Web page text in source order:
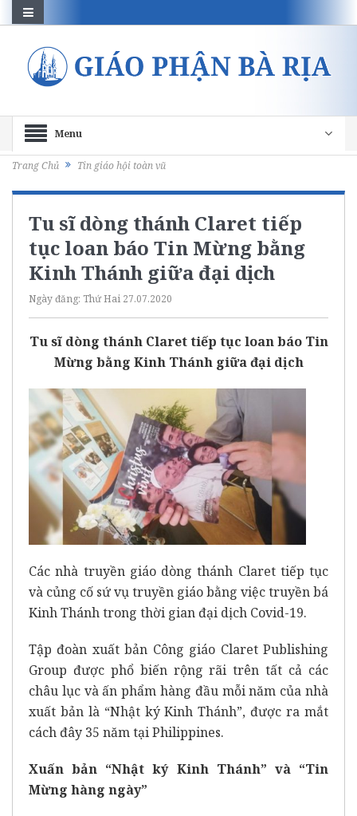
Menu
Trang Chủ Tin giáo hội toàn vũ
Tu sĩ dòng thánh Claret tiếp
tục loan báo Tin Mừng bằng
Kinh Thánh giữa đại dịch
Ngày đăng: Thứ Hai 27.07.2020
Tu sĩ dòng thánh Claret tiếp tục loan báo Tin
Mừng bằng Kinh Thánh giữa đại dịch
Các nhà truyền giáo dòng thánh Claret tiếp tục
và củng cố sứ vụ truyền giáo bằng việc truyền bá
Kinh Thánh trong thời gian đại dịch Covid-19.
Tập đoàn xuất bản Công giáo Claret Publishing
Group được phổ biến rộng rãi trên tất cả các
châu lục và ấn phẩm hàng đầu mỗi năm của nhà
xuất bản là “Nhật ký Kinh Thánh”, được ra mắt
cách đây 35 năm tại Philippines.
Xuấn bản “Nhật ký Kinh Thánh” và “Tin
Mừng hàng ngày”